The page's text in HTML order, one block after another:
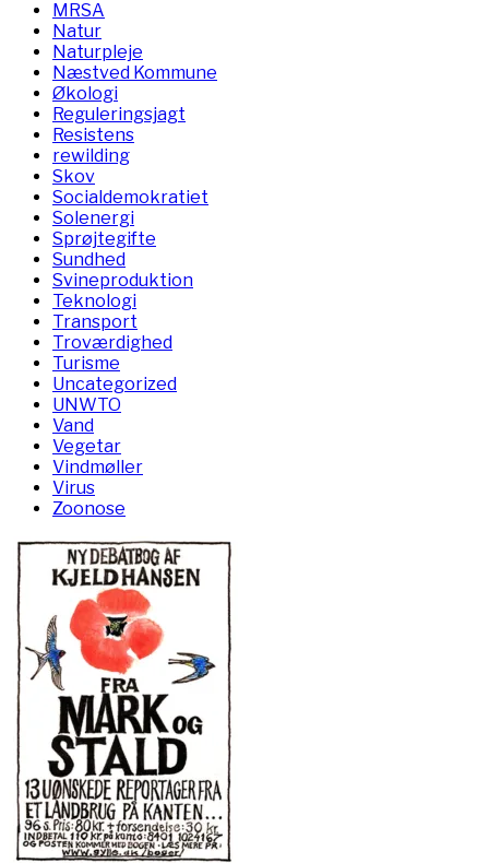
MRSA
Natur
Naturpleje
Næstved Kommune
Økologi
Reguleringsjagt
Resistens
rewilding
Skov
Socialdemokratiet
Solenergi
Sprøjtegifte
Sundhed
Svineproduktion
Teknologi
Transport
Troværdighed
Turisme
Uncategorized
UNWTO
Vand
Vegetar
Vindmøller
Virus
Zoonose